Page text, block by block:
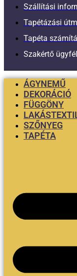
Szállítási
Tapétázási
Tapéta
Szakértő
ÁGYNEMŰ
DEKORÁCIÓ
FÜGGÖNY
SZŐNYEG
TAPÉTA